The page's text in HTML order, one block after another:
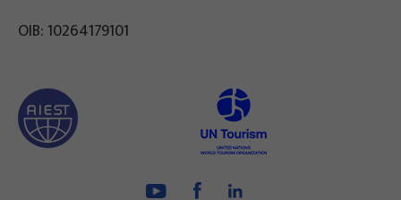
OIB: 10264179101